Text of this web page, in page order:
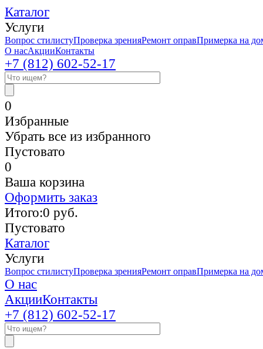
Каталог
Услуги
Вопрос стилистуПроверка зренияРемонт оправПримерка на
О насАкцииКонтакты
+7 (812) 602-52-17
0
Избранные
Убрать все из избранного
Пустовато
0
Ваша корзина
Оформить заказ
Итого:0 руб.
Пустовато
Каталог
Услуги
Вопрос стилистуПроверка зренияРемонт оправПримерка на
О нас
АкцииКонтакты
+7 (812) 602-52-17